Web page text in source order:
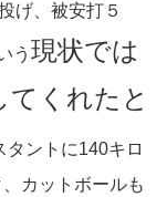
げ、被安打５
う 現状では
くれたと
タントに140キロ
カットボールも